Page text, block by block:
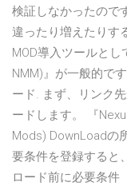
検証しなかったので
違ったり増えたりす
MOD導入ツールとし
NMM)』が一般的で
ード. まず、リンク
ードします。 『
Mods) DownLoadの
要条件を登録すると
ロード前に必要条件